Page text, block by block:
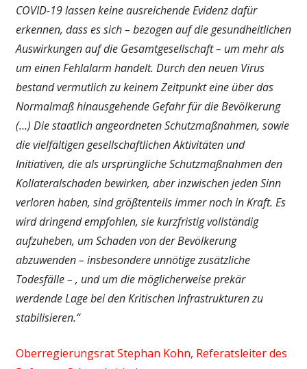
COVID-19 lassen keine ausreichende Evidenz dafür
erkennen, dass es sich – bezogen auf die gesundheitlichen
Auswirkungen auf die Gesamtgesellschaft – um mehr als
um einen Fehlalarm handelt. Durch den neuen Virus
bestand vermutlich zu keinem Zeitpunkt eine über das
Normalmaß hinausgehende Gefahr für die Bevölkerung
(…) Die staatlich angeordneten Schutzmaßnahmen, sowie
die vielfältigen gesellschaftlichen Aktivitäten und
Initiativen, die als ursprüngliche Schutzmaßnahmen den
Kollateralschaden bewirken, aber inzwischen jeden Sinn
verloren haben, sind größtenteils immer noch in Kraft. Es
wird dringend empfohlen, sie kurzfristig vollständig
aufzuheben, um Schaden von der Bevölkerung
abzuwenden – insbesondere unnötige zusätzliche
Todesfälle – , und um die möglicherweise prekär
werdende Lage bei den Kritischen Infrastrukturen zu
stabilisieren.“
Oberregierungsrat Stephan Kohn, Referatsleiter des